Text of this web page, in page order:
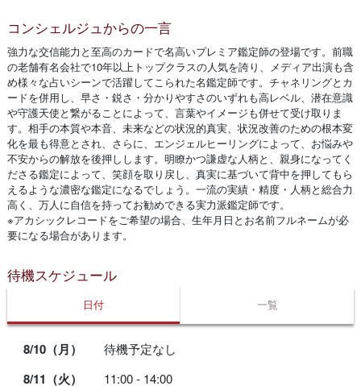
コンシェルジュからの一言
強力な交信能力と至高のカードで名高いプレミア鑑定師の登場です。前職
の老舗有名会社で10年以上トップクラスの人気を誇り、メディア出演も含
め様々な占いシーンで活躍してこられた名鑑定師です。チャネリングとカ
ードを併用し、早さ・鋭さ・分かりやすさのいずれも高レベル、潜在意識
や守護天使と繋がることによって、言葉やイメージも併せて受け取りま
す。相手の本質や本音、未来などの状況的真実、状況改善のための根本変
化を最も得意とされ、さらに、エンジェルヒーリングによって、お悩みや
不安からの解放を後押しします。明瞭かつ謙虚な人柄と、親身になってく
ださる鑑定によって、笑顔を取り戻し、真実に基づいて背中を押してもら
えるような濃密な鑑定になるでしょう。一流の実績・精度・人柄と総合力
高く、万人に自信を持ってお勧めできる実力派鑑定師です。
※アカシックレコードをご希望の場合、生年月日とお名前フルネームが必
要になる場合があります。
待機スケジュール
日付 一覧
8/10（月） 待機予定なし
8/11（火）
11:00 - 14:00